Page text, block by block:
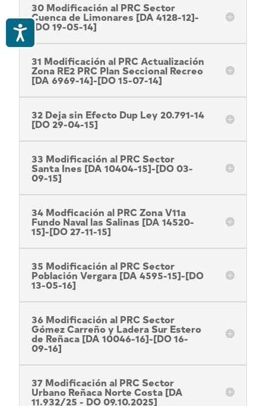
Accesibilidad
30 Modificación al PRC Sector
Cuenca de Limonares [DA 4128-12]-
[DO 19-05-14]
31 Modificación al PRC Actualización
Zona RE2 PRC Plan Seccional Recreo
[DA 6969-14]-[DO 15-07-14]
32 Deja sin Efecto Dup Ley 20.791-14
[DO 29-04-15]
33 Modificación al PRC Sector
Santa Ines [DA 10404-15]-[DO 03-
09-15]
34 Modficación al PRC Zona V11a
Fundo Naval las Salinas [DA 14520-
15]-[DO 27-11-15]
35 Modificación al PRC Sector
Población Vergara [DA 4595-15]-[DO
13-05-16]
36 Modificación al PRC Sector
Gómez Carreño y Ladera Sur Estero
de Reñaca [DA 10046-16]-[DO 16-
09-16]
37 Modificación al PRC Sector
Urbano Reñaca Norte Costa [DA
11.932/25 - DO 09.10.2025]